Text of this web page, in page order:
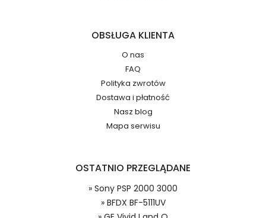
Dzięki ochronie kupujących w
systemie PayPal możesz odzyskać
całkowitą wartość zakupu, jeśli
Numer produktu ładowarki
Model urządzenia
Jak przedłużyć żywotność Baterie do
Radiotelefonów BFDX BF-5111UV?
OBSŁUGA KLIENTA
O nas
FAQ
Polityka zwrotów
Dostawa i płatność
Nasz blog
Mapa serwisu
OSTATNIO PRZEGLĄDANE
» Sony PSP 2000 3000
» BFDX BF-5111UV